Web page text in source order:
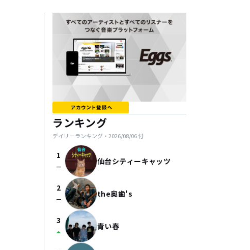
ランキング
デイリーランキング・ 2026/08/06付
1
check_indeterminate_small 仙台シティーキャッツ
2
check_indeterminate_small the奥歯's
3
arrow_drop_up 青い春